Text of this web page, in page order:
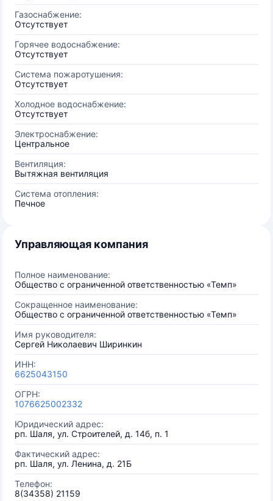
Газоснабжение:
Отсутствует
Горячее водоснабжение:
Отсутствует
Система пожаротушения:
Отсутствует
Холодное водоснабжение:
Отсутствует
Электроснабжение:
Центральное
Вентиляция:
Вытяжная вентиляция
Система отопления:
Печное
Управляющая компания
Полное наименование:
Общество с ограниченной ответственностью «Темп»
Сокращенное наименование:
Общество с ограниченной ответственностью «Темп»
Имя руководителя:
Сергей Николаевич Ширинкин
ИНН:
6625043150
ОГРН:
1076625002332
Юридический адрес:
рп. Шаля, ул. Строителей, д. 14б, п. 1
Фактический адрес:
рп. Шаля, ул. Ленина, д. 21Б
Телефон:
8(34358) 21159